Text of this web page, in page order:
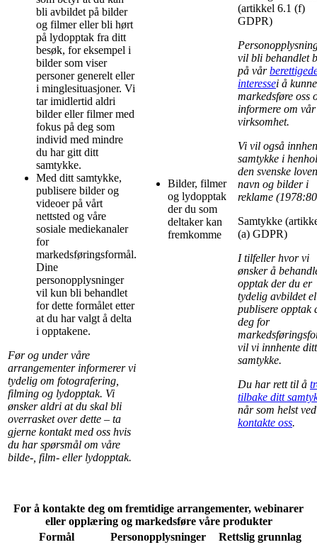
bli avbildet på bilder
og filmer eller bli hørt
på lydopptak fra ditt
besøk, for eksempel i
bilder som viser
personer generelt eller
i minglesituasjoner. Vi
tar imidlertid aldri
bilder eller filmer med
fokus på deg som
individ med mindre
du har gitt ditt
samtykke.
Med ditt samtykke,
publisere bilder og
videoer på vårt
nettsted og våre
sosiale mediekanaler
for
markedsføringsformål.
Dine
personopplysninger
vil kun bli behandlet
for dette formålet etter
at du har valgt å delta
i opptakene.
Før og under våre
arrangementer informerer vi
tydelig om fotografering,
filming og lydopptak. Vi
ønsker aldri at du skal bli
overrasket over dette – ta
gjerne kontakt med oss hvis
du har spørsmål om våre
bilde-, film- eller lydopptak.
Bilder, filmer
og lydopptak
der du som
deltaker kan
fremkomme
(artikkel 6.1 (f)
GDPR)
vil bli behandlet
på vår
interessei å kunne
markedsføre oss
informere om vår
virksomhet.
Vi vil også
samtykke i
den svenske
navn og bilder i
reklame
Samtykke
(a) GDPR)
I tilfeller hvor vi
ønsker å
opptak der du er
tydelig avbildet
publisere opptak
deg for
vil vi innhente ditt
samtykke.
Du har rett til å
tilbake ditt
når som helst
kontakte oss.
For å kontakte deg om fremtidige arrangementer, webinarer
eller opplæring og markedsføre våre produkter
Formål
Personopplysninger Rettslig grunnlag